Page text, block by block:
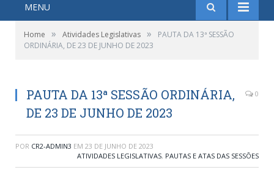
MENU
Home » Atividades Legislativas »
PAUTA DA 13ª SESSÃO
ORDINÁRIA, DE 23 DE JUNHO DE 2023
PAUTA DA 13ª SESSÃO ORDINÁRIA,
DE 23 DE JUNHO DE 2023
0
POR CR2-ADMIN3 EM 23 DE JUNHO DE 2023
ATIVIDADES LEGISLATIVAS, PAUTAS E ATAS DAS SESSÕES